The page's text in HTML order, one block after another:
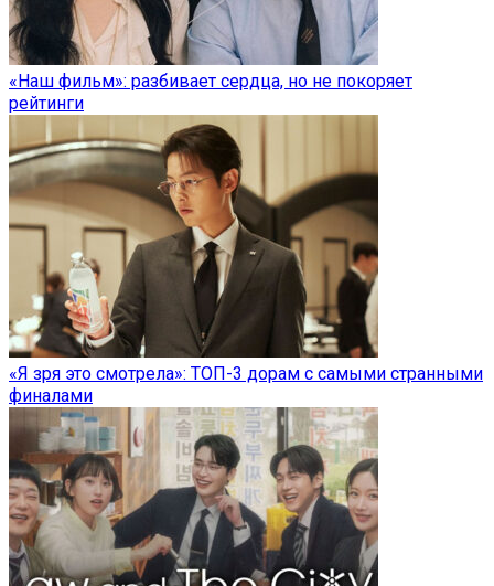
«Наш фильм»: разбивает сердца, но не покоряет
рейтинги
«Я зря это смотрела»: ТОП-3 дорам с самыми странными
финалами